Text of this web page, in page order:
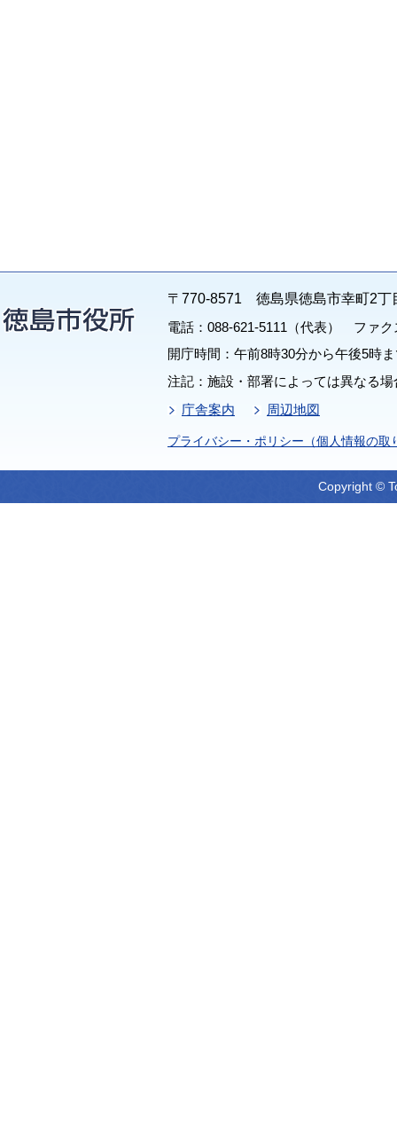
〒770-8571 徳島県徳島市幸町2丁
電話：088-621-5111（代表） ファク
開庁時間：午前8時30分から午後5時
注記：施設・部署によっては異なる
庁舎案内
周辺地図
プライバシー・ポリシー（個人情報の取
Copyright ©